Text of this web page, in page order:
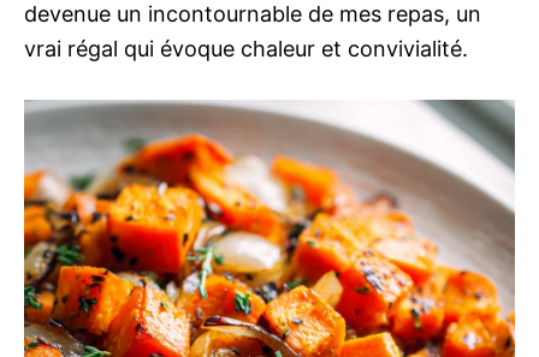
devenue un incontournable de mes repas, un
vrai régal qui évoque chaleur et convivialité.